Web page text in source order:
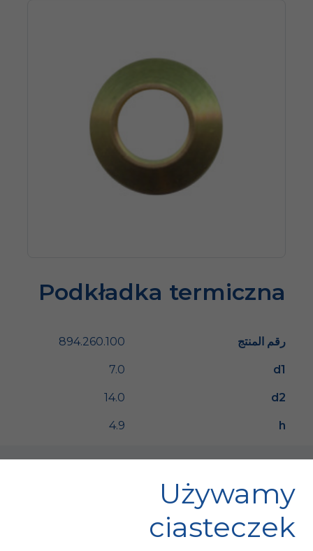
Podkładka termiczna
رقم المنتج 894.260.100
d1
7.0
d2
14.0
h
4.9
Używamy
ciasteczek